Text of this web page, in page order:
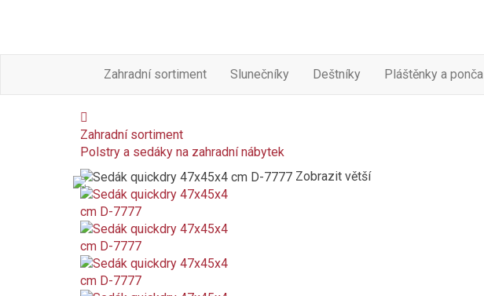
Zahradní sortiment Slunečníky Deštníky Pláštěnky a ponča
Zahradní sortiment
Polstry a sedáky na zahradní nábytek
Zobrazit větší